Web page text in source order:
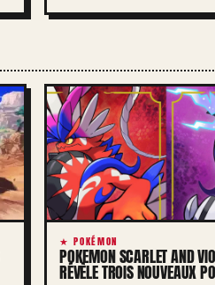
★ POKÉMON
POKEMON SCARLET AND
RÉVÈLE TROIS NOUVEAUX